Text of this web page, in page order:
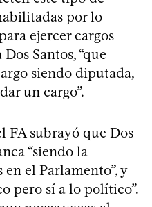
por lo
ejercer cargos
Santos, “que
siendo diputada,
un cargo”.
FA subrayó que Dos
“siendo la
el Parlamento”, y
pero sí a lo político”.